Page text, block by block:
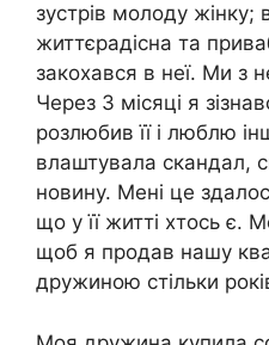
зустрів молоду жінку;
життєрадісна та
закохався в неї. Ми з
Через 3 місяці я
розлюбив її і люблю
влаштувала скандал,
новину. Мені це
що у її житті хтось є.
щоб я продав нашу
дружиною стільки